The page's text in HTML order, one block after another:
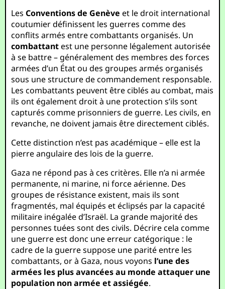
LesConventions de Genève et le droit international
coutumier définissent les guerres comme des
conflits armés entre combattants organisés. Un
combattantest une personne légalement autorisée
à se battre – généralement des membres des forces
armées d’un État ou des groupes armés organisés
sous une structure de commandement responsable.
Les combattants peuvent être ciblés au combat, mais
ils ont également droit à une protection s’ils sont
capturés comme prisonniers de guerre. Les civils, en
revanche, ne doivent jamais être directement ciblés.
Cette distinction n’est pas académique – elle est la
pierre angulaire des lois de la guerre.
Gaza ne répond pas à ces critères. Elle n’a ni armée
permanente, ni marine, ni force aérienne. Des
groupes de résistance existent, mais ils sont
fragmentés, mal équipés et éclipsés par la capacité
militaire inégalée d’Israël. La grande majorité des
personnes tuées sont des civils. Décrire cela comme
une guerre est donc une erreur catégorique : le
cadre de la guerre suppose une parité entre les
combattants, or à Gaza, nous voyons l’une des
armées les plus avancées au monde attaquer une
population non armée et assiégée.